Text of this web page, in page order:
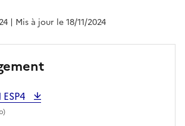
| Mis à jour le 18/11/2024